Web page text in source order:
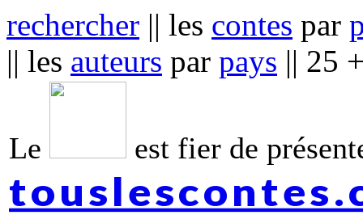
rechercher || les contes par
|| les auteurs par pays || 25
Le est fier de